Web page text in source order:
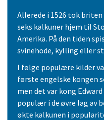
Allerede i 1526 tok
seks kalkuner hjem til
Amerika. På den tiden
svinehode, kylling eller
I følge populære kilder
første engelske kongen
men det var kong
populær i de øvre lag av
økte kalkunen i